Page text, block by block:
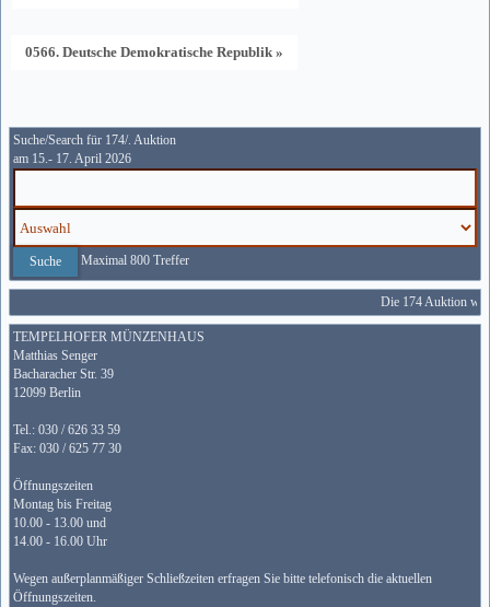
0566. Deutsche Demokratische Republik »
Suche/Search für 174/. Auktion
am 15.- 17. April 2026
Maximal 800 Treffer
Die 174 Auktion
TEMPELHOFER MÜNZENHAUS
Matthias Senger
Bacharacher Str. 39
12099 Berlin
Tel.: 030 / 626 33 59
Fax: 030 / 625 77 30
Öffnungszeiten
Montag bis Freitag
10.00 - 13.00 und
14.00 - 16.00 Uhr
Wegen außerplanmäßiger Schließzeiten erfragen Sie bitte telefonisch die aktuellen
Öffnungszeiten.